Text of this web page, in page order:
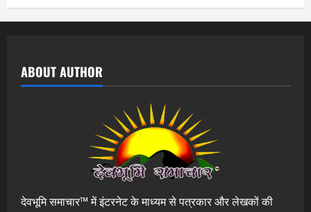
ABOUT AUTHOR
देवभूमि समाचार™ में इंटरनेट के माध्यम से पत्रकार और लेखकों की